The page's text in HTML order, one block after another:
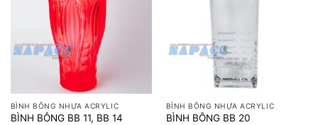
BÌNH BÔNG NHỰA ACRYLIC
BÌNH BÔNG BB 11, BB 14
BÌNH BÔNG NHỰA ACRYLIC
BÌNH BÔNG BB 20